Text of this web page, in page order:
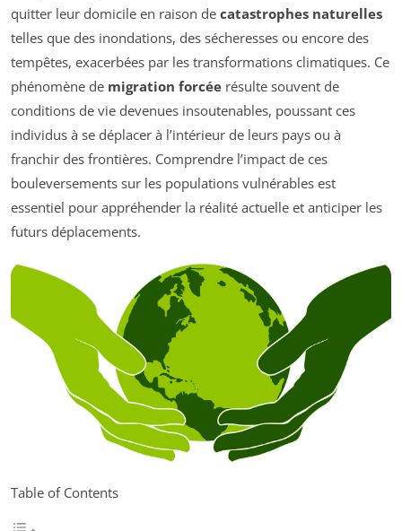
quitter leur domicile en raison de catastrophes naturelles
telles que des inondations, des sécheresses ou encore des
tempêtes, exacerbées par les transformations climatiques. Ce
phénomène de migration forcée résulte souvent de
conditions de vie devenues insoutenables, poussant ces
individus à se déplacer à l’intérieur de leurs pays ou à
franchir des frontières. Comprendre l’impact de ces
bouleversements sur les populations vulnérables est
essentiel pour appréhender la réalité actuelle et anticiper les
futurs déplacements.
Table of Contents